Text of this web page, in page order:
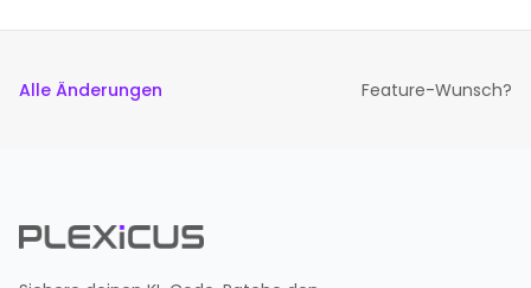
Alle Änderungen Feature-Wunsch?